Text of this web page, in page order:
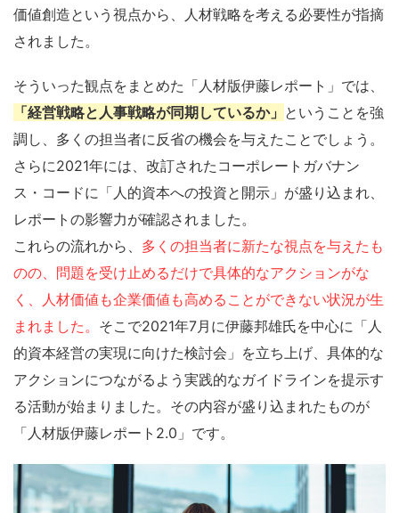
価値創造という視点から、人材戦略を考える必要性が指摘
されました。
そういった観点をまとめた「人材版伊藤レポート」では、
「経営戦略と人事戦略が同期しているか」 ということを強
調し、多くの担当者に反省の機会を与えたことでしょう。
さらに2021年には、改訂されたコーポレートガバナン
ス・コードに「人的資本への投資と開示」が盛り込まれ、
レポートの影響力が確認されました。
これらの流れから、 多くの担当者に新たな視点を与えたも
のの、問題を受け止めるだけで具体的なアクションがな
く、人材価値も企業価値も高めることができない状況が生
まれました。 そこで2021年7月に伊藤邦雄氏を中心に「人
的資本経営の実現に向けた検討会」を立ち上げ、具体的な
アクションにつながるよう実践的なガイドラインを提示す
る活動が始まりました。その内容が盛り込まれたものが
「人材版伊藤レポート2.0」です。